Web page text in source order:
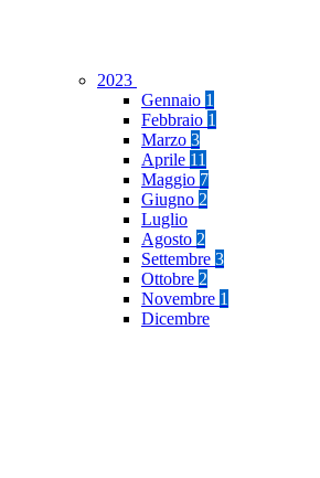
2023
Gennaio 1
Febbraio 1
Marzo 3
Aprile 11
Maggio 7
Giugno 2
Luglio
Agosto 2
Settembre 3
Ottobre 2
Novembre 1
Dicembre